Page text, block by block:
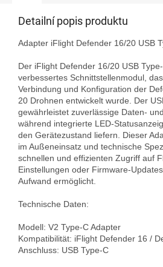
Detailní popis produktu
Adapter iFlight Defender 16/20 USB
Der iFlight Defender 16/20 USB
verbessertes Schnittstellenmodul,
Verbindung und Konfiguration der
20 Drohnen entwickelt wurde. Der
gewährleistet zuverlässige Daten-
während integrierte LED-
den Gerätezustand liefern. Dieser
im Außeneinsatz und technische
schnellen und effizienten Zugriff auf
Einstellungen oder Firmware-
Aufwand ermöglicht.
Technische Daten:
Modell: V2 Type-C Adapter
Kompatibilität: iFlight Defender 16 /
Anschluss: USB Type-C